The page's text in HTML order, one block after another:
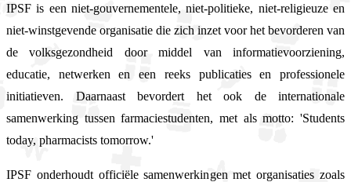
IPSF is een niet-gouvernementele, niet-politieke, niet-religieuze en
niet-winstgevende organisatie die zich inzet voor het bevorderen van
de volksgezondheid door middel van informatievoorziening,
educatie, netwerken en een reeks publicaties en professionele
initiatieven. Daarnaast bevordert het ook de internationale
samenwerking tussen farmaciestudenten, met als motto: 'Students
today, pharmacists tomorrow.'
IPSF onderhoudt officiële samenwerkingen met organisaties zoals